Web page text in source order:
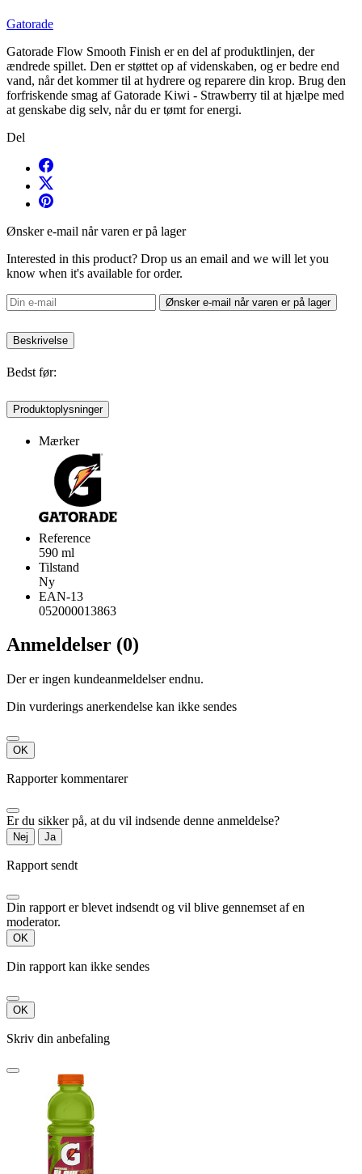
Gatorade
Gatorade Flow Smooth Finish er en del af produktlinjen, der
ændrede spillet. Den er støttet op af videnskaben, og er bedre end
vand, når det kommer til at hydrere og reparere din krop. Brug den
forfriskende smag af Gatorade Kiwi - Strawberry til at hjælpe med
at genskabe dig selv, når du er tømt for energi.
Del
Ønsker e-mail når varen er på lager
Interested in this product? Drop us an email and we will let you
know when it's available for order.
Ønsker e-mail når varen er på lager
Beskrivelse
Bedst før:
Produktoplysninger
Mærker
Reference
590 ml
Tilstand
Ny
EAN-13
052000013863
Anmeldelser (0)
Der er ingen kundeanmeldelser endnu.
Din vurderings anerkendelse kan ikke sendes
OK
Rapporter kommentarer
Er du sikker på, at du vil indsende denne anmeldelse?
Nej Ja
Rapport sendt
Din rapport er blevet indsendt og vil blive gennemset af en
moderator.
OK
Din rapport kan ikke sendes
OK
Skriv din anbefaling